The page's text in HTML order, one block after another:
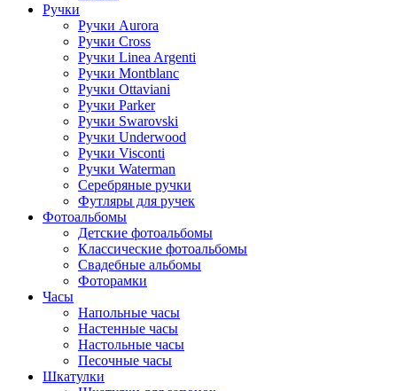
Ручки
Ручки Aurora
Ручки Cross
Ручки Linea Argenti
Ручки Montblanc
Ручки Ottaviani
Ручки Parker
Ручки Swarovski
Ручки Underwood
Ручки Visconti
Ручки Waterman
Серебряные ручки
Футляры для ручек
Фотоальбомы
Детские фотоальбомы
Классические фотоальбомы
Свадебные альбомы
Фоторамки
Часы
Напольные часы
Настенные часы
Настольные часы
Песочные часы
Шкатулки